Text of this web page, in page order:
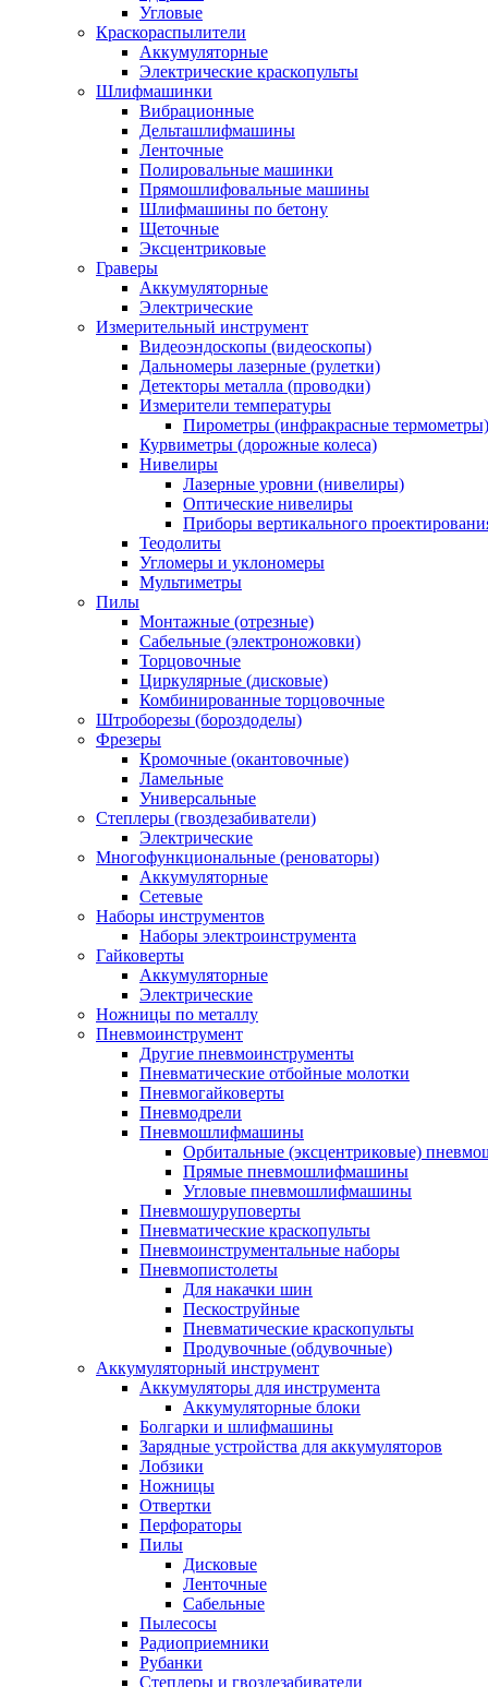
Угловые
Краскораспылители
Аккумуляторные
Электрические краскопульты
Шлифмашинки
Вибрационные
Дельташлифмашины
Ленточные
Полировальные машинки
Прямошлифовальные машины
Шлифмашины по бетону
Щеточные
Эксцентриковые
Граверы
Аккумуляторные
Электрические
Измерительный инструмент
Видеоэндоскопы (видеоскопы)
Дальномеры лазерные (рулетки)
Детекторы металла (проводки)
Измерители температуры
Пирометры (инфракрасные термометры)
Курвиметры (дорожные колеса)
Нивелиры
Лазерные уровни (нивелиры)
Оптические нивелиры
Приборы вертикального
Теодолиты
Угломеры и уклономеры
Мультиметры
Пилы
Монтажные (отрезные)
Сабельные (электроножовки)
Торцовочные
Циркулярные (дисковые)
Комбинированные торцовочные
Штроборезы (бороздоделы)
Фрезеры
Кромочные (окантовочные)
Ламельные
Универсальные
Степлеры (гвоздезабиватели)
Электрические
Многофункциональные (реноваторы)
Аккумуляторные
Сетевые
Наборы инструментов
Наборы электроинструмента
Гайковерты
Аккумуляторные
Электрические
Ножницы по металлу
Пневмоинструмент
Другие пневмоинструменты
Пневматические отбойные молотки
Пневмогайковерты
Пневмодрели
Пневмошлифмашины
Орбитальные (эксцентриковые)
Прямые пневмошлифмашины
Угловые пневмошлифмашины
Пневмошуруповерты
Пневматические краскопульты
Пневмоинструментальные наборы
Пневмопистолеты
Для накачки шин
Пескоструйные
Пневматические краскопульты
Продувочные (обдувочные)
Аккумуляторный инструмент
Аккумуляторы для инструмента
Аккумуляторные блоки
Болгарки и шлифмашины
Зарядные устройства для аккумуляторов
Лобзики
Ножницы
Отвертки
Перфораторы
Пилы
Дисковые
Ленточные
Сабельные
Пылесосы
Радиоприемники
Рубанки
Степлеры и гвоздезабиватели